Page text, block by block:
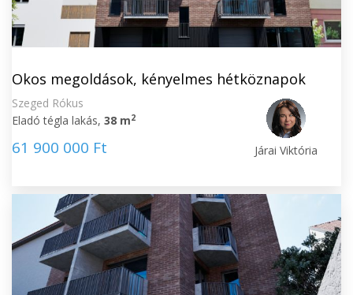
Okos megoldások, kényelmes hétköznapok
Szeged Rókus
Eladó tégla lakás, 38 m2
61 900 000 Ft Járai Viktória